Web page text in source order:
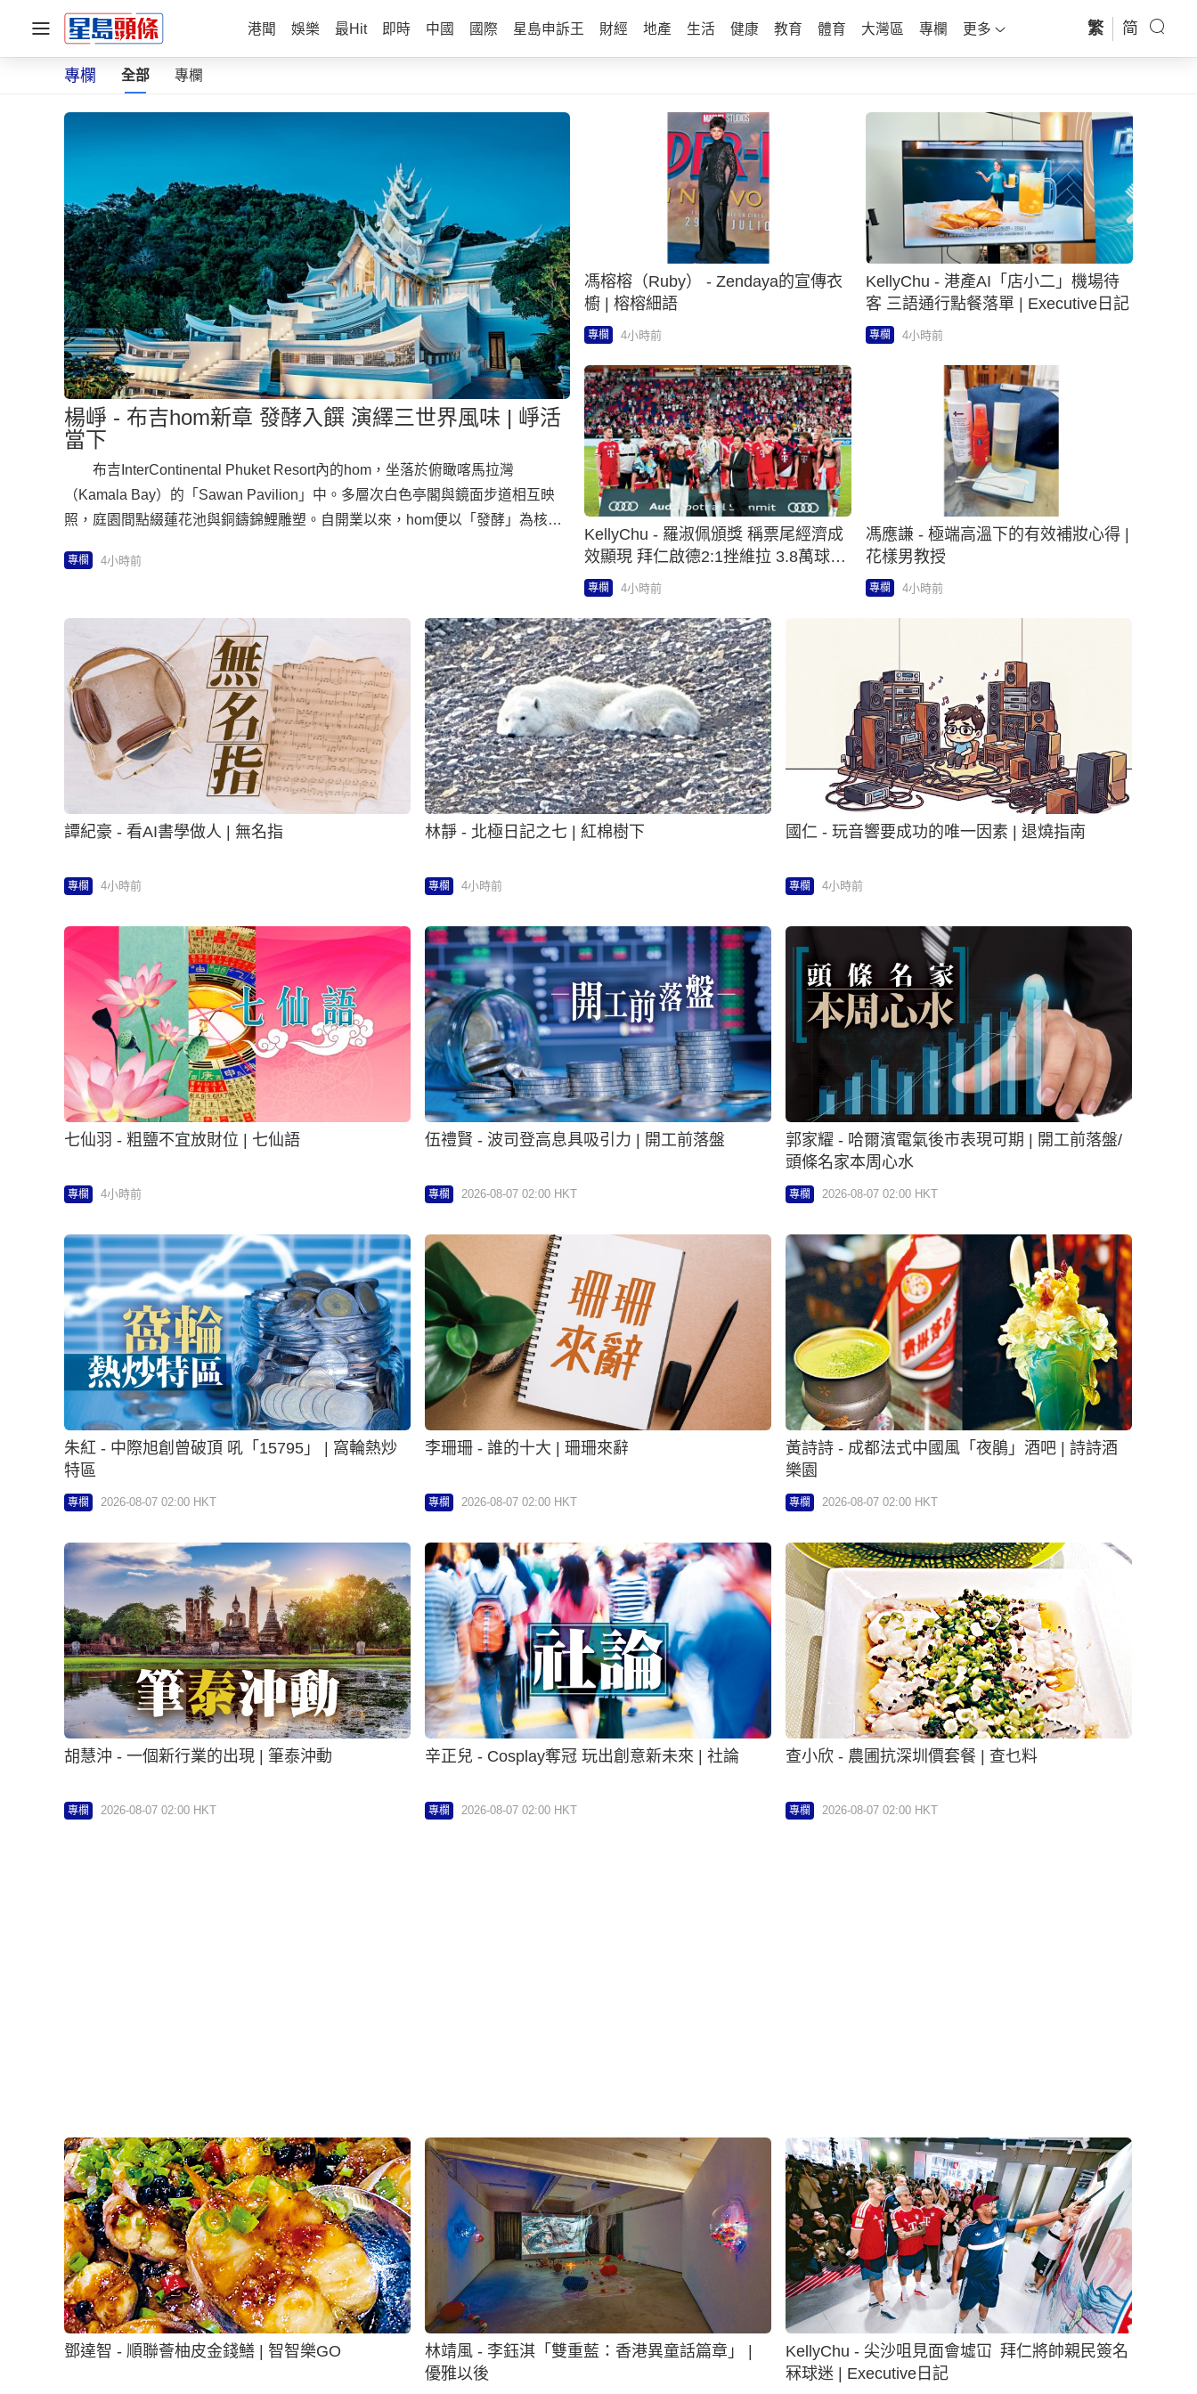
港聞 娛樂 最Hit 即時 中國 國際 星島申訴王 財經 地產 生活 健康 教育 體育 大灣區 專欄 更多 繁 简
專欄 全部 專欄
楊崢 - 布吉hom新章 發酵入饌 演繹三世界風味 | 崢活
當下
布吉InterContinental Phuket Resort內的hom，坐落於俯瞰喀馬拉灣
（Kamala Bay）的「Sawan Pavilion」中。多層次白色亭閣與鏡面步道相互映
照，庭園間點綴蓮花池與銅鑄錦鯉雕塑。自開業以來，hom便以「發酵」為核心
名單。 步入大堂，一列列發酵實驗罐列隊歡迎：蚱蜢魚露、哈密瓜奇異
專欄 4小時前
馮榕榕（Ruby） - Zendaya的宣傳衣
櫥 | 榕榕細語
專欄 4小時前
KellyChu - 港產AI「店小二」機場待
客 三語通行點餐落單 | Executive日記
專欄 4小時前
KellyChu - 羅淑佩頒獎 稱票尾經濟成
效顯現 拜仁啟德2:1挫維拉 3.8萬球迷
見證 | Executive日記
專欄 4小時前
馮應謙 - 極端高溫下的有效補妝心得 |
花樣男教授
專欄 4小時前
譚紀豪 - 看AI書學做人 | 無名指
專欄 4小時前
林靜 - 北極日記之七 | 紅棉樹下
專欄 4小時前
國仁 - 玩音響要成功的唯一因素 | 退燒指南
專欄 4小時前
七仙羽 - 粗鹽不宜放財位 | 七仙語
專欄 4小時前
伍禮賢 - 波司登高息具吸引力 | 開工前落盤
專欄 2026-08-07 02:00 HKT
郭家耀 - 哈爾濱電氣後市表現可期 | 開工前落盤/
頭條名家本周心水
專欄 2026-08-07 02:00 HKT
朱紅 - 中際旭創曾破頂 吼「15795」 | 窩輪熱炒
特區
專欄 2026-08-07 02:00 HKT
李珊珊 - 誰的十大 | 珊珊來辭
專欄 2026-08-07 02:00 HKT
黃詩詩 - 成都法式中國風「夜鵑」酒吧 | 詩詩酒
樂園
專欄 2026-08-07 02:00 HKT
胡慧沖 - 一個新行業的出現 | 筆泰沖動
專欄 2026-08-07 02:00 HKT
辛正兒 - Cosplay奪冠 玩出創意新未來 | 社論
專欄 2026-08-07 02:00 HKT
查小欣 - 農圃抗深圳價套餐 | 查乜料
專欄 2026-08-07 02:00 HKT
鄧達智 - 順聯薈柚皮金錢鱔 | 智智樂GO
林靖風 - 李鈺淇「雙重藍：香港異童話篇章」 |
優雅以後
KellyChu - 尖沙咀見面會墟冚 拜仁將帥親民簽名
冧球迷 | Executive日記